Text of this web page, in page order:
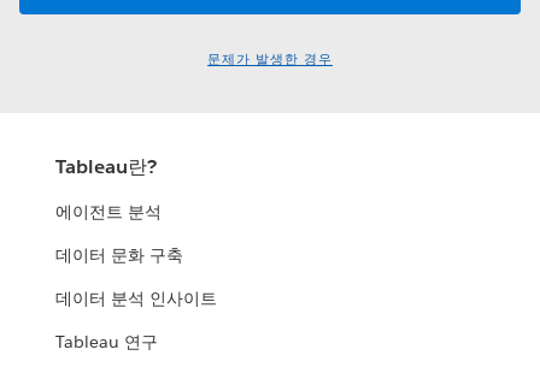
문제가 발생한 경우
Tableau란?
에이전트 분석
데이터 문화 구축
데이터 분석 인사이트
Tableau 연구